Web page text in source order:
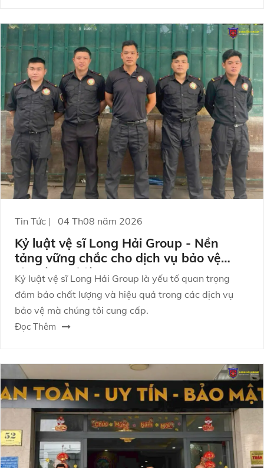
Tin Tức 04 Th08 năm 2026
Kỷ luật vệ sĩ Long Hải Group - Nền
tảng vững chắc cho dịch vụ bảo vệ
chuyên nghiệp
Kỷ luật vệ sĩ Long Hải Group là yếu tố quan trọng
đảm bảo chất lượng và hiệu quả trong các dịch vụ
bảo vệ mà chúng tôi cung cấp.
Đọc Thêm